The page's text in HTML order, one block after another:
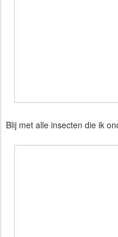
Blij met alle insecten die ik